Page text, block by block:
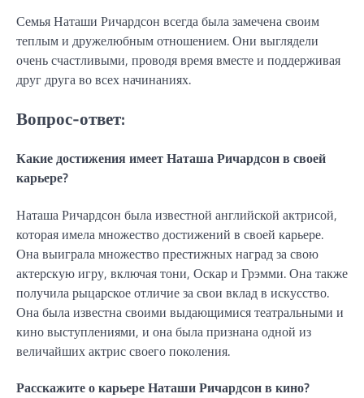
Семья Наташи Ричардсон всегда была замечена своим
теплым и дружелюбным отношением. Они выглядели
очень счастливыми, проводя время вместе и поддерживая
друг друга во всех начинаниях.
Вопрос-ответ:
Какие достижения имеет Наташа Ричардсон в своей
карьере?
Наташа Ричардсон была известной английской актрисой,
которая имела множество достижений в своей карьере.
Она выиграла множество престижных наград за свою
актерскую игру, включая тони, Оскар и Грэмми. Она также
получила рыцарское отличие за свои вклад в искусство.
Она была известна своими выдающимися театральными и
кино выступлениями, и она была признана одной из
величайших актрис своего поколения.
Расскажите о карьере Наташи Ричардсон в кино?